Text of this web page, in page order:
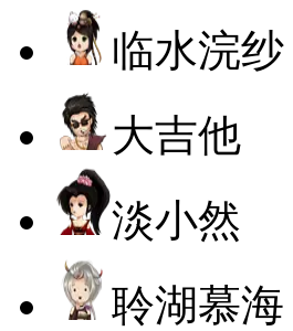
临水浣纱
大吉他
淡小然
聆湖慕海